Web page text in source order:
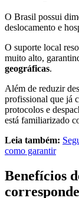
O Brasil possui
deslocamento e
O suporte local
muito alto,
geográficas.
Além de reduzir
profissional que já
protocolos e
está familiarizado
Leia também:
como garantir
Benefícios